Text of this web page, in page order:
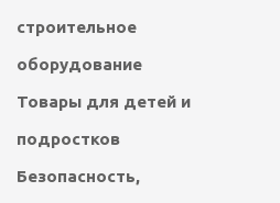
И ТУРИЗМА
тенты, шатры
строительное
оборудование
Товары для детей и
подростков
Безопасность,